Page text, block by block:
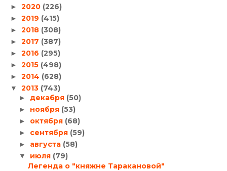
► 2020 (226)
► 2019 (415)
► 2018 (308)
► 2017 (387)
► 2016 (295)
► 2015 (498)
► 2014 (628)
▼ 2013 (743)
► декабря (50)
► ноября (53)
► октября (68)
► сентября (59)
► августа (58)
▼ июля (79)
Легенда о "княжне Таракановой"